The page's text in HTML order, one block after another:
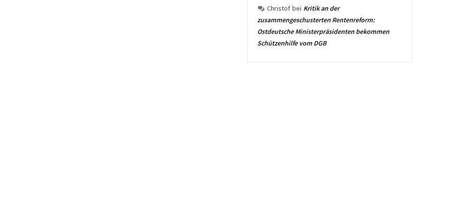
Christof bei Kritik an der
zusammengeschusterten Rentenreform:
Ostdeutsche Ministerpräsidenten bekommen
Schützenhilfe vom DGB